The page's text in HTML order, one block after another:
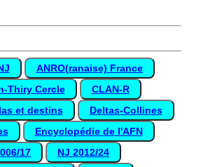
ANRO(ranaise) France
Thiry Cercle
CLAN-R
et destins
Deltas-Collines
Encyclopédie de l'AFN
17
NJ 2012/24